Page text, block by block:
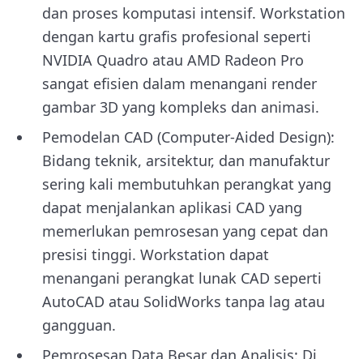
dan proses komputasi intensif. Workstation
dengan kartu grafis profesional seperti
NVIDIA Quadro atau AMD Radeon Pro
sangat efisien dalam menangani render
gambar 3D yang kompleks dan animasi.
Pemodelan CAD (Computer-Aided Design):
Bidang teknik, arsitektur, dan manufaktur
sering kali membutuhkan perangkat yang
dapat menjalankan aplikasi CAD yang
memerlukan pemrosesan yang cepat dan
presisi tinggi. Workstation dapat
menangani perangkat lunak CAD seperti
AutoCAD atau SolidWorks tanpa lag atau
gangguan.
Pemrosesan Data Besar dan Analisis: Di